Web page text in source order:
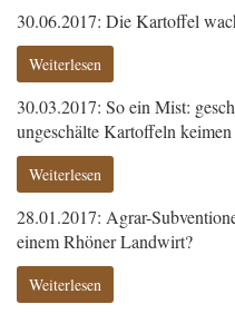
30.06.2017: Die Kartoffel
Weiterlesen
30.03.2017: So ein Mist:
ungeschälte Kartoffeln
Weiterlesen
28.01.2017: Agrar-
einem Rhöner Landwirt?
Weiterlesen